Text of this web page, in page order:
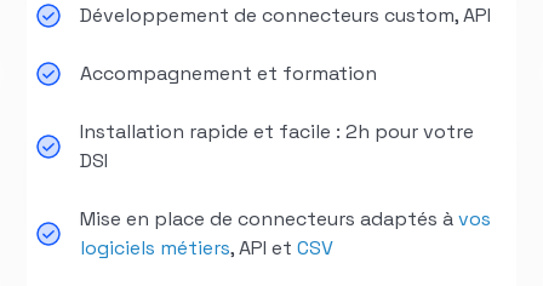
Développement de connecteurs custom, API
Accompagnement et formation
Installation rapide et facile : 2h pour votre
DSI
Mise en place de connecteurs adaptés àvos
logiciels métiers, API etCSV